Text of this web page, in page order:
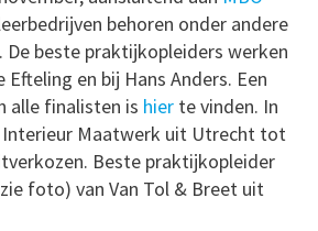
behoren onder andere
De beste praktijkopleiders werken
en bij Hans Anders. Een
alle finalisten is hier te vinden. In
Interieur Maatwerk uit Utrecht tot
Beste praktijkopleider
foto) van Van Tol & Breet uit